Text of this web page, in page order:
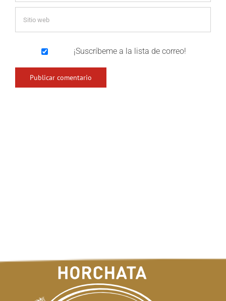
¡Suscríbeme a la lista de correo!